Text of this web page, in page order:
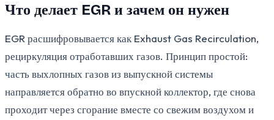
Что делает EGR и зачем он нужен
EGR расшифровывается как Exhaust Gas Recirculation,
рециркуляция отработавших газов. Принцип простой:
часть выхлопных газов из выпускной системы
направляется обратно во впускной коллектор, где снова
проходит через сгорание вместе со свежим воздухом и